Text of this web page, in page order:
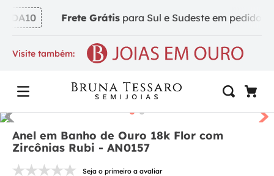
Frete Grátispara Sul e Sudeste em pedidos a
Visite também:
Anel em Banho de Ouro 18k Flor com
Zircônias Rubi - AN0157
Seja o primeiro a avaliar